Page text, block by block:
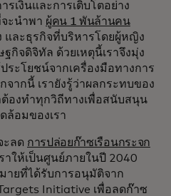
รเงินและการเติบโตอย่าง
ะนำพา ผู้คน 1 พันล้านคน
และธุรกิจที่บริหารโดยผู้หญิง
กิจดิจิทัล ด้วยเหตุนี้เราจึงมุ่ง
ระโยชน์จากเครื่องมือทางการ
ากนี้ เรายังรู้ว่าผลกระทบของ
ต้องทำทุกวิถีทางเพื่อสนับสนุน
ล้อมของเรา
ะลด การปล่อยก๊าซเรือนกระจก
าให้เป็นศูนย์ภายในปี 2040
ายที่ได้รับการอนุมัติจาก
Initiative เพื่อลดก๊าซ